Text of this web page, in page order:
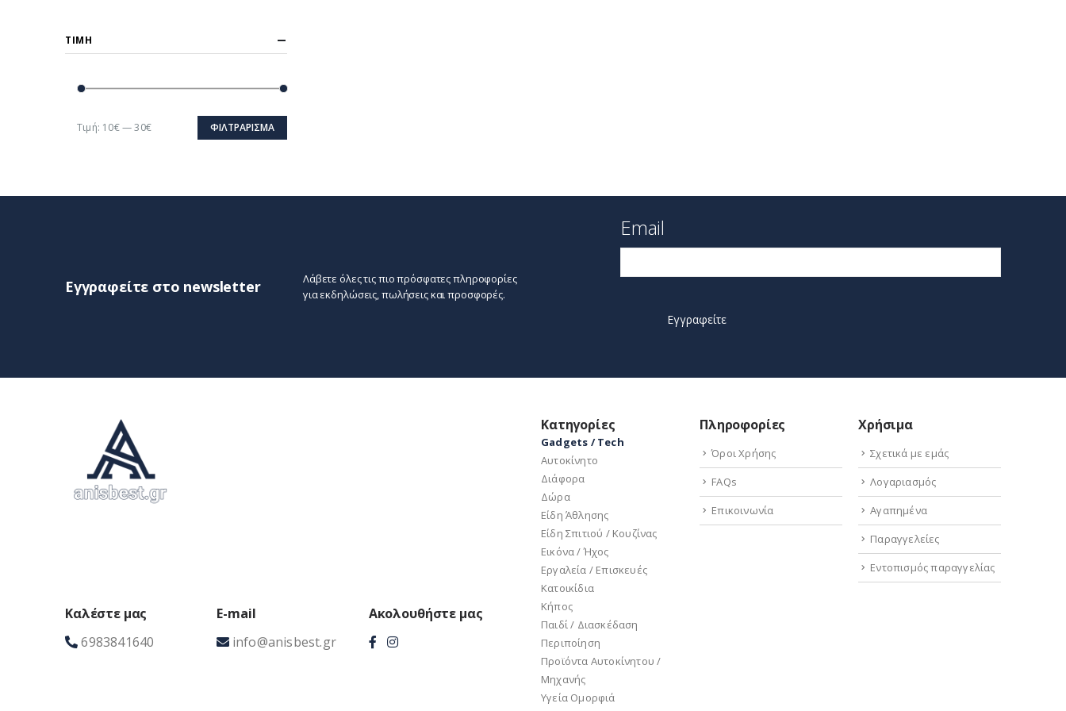
ΤΙΜΉ
Ελάχιστη
Μέγιστη
ΦΙΛΤΡΆΡΙΣΜΑ
Τιμή: 10€—30€
Εγγραφείτε στο newsletter
Λάβετε όλες τις πιο πρόσφατες πληροφορίες
για εκδηλώσεις, πωλήσεις και προσφορές.
Email
Καλέστε μας
6983841640
E-mail
info@anisbest.gr
Ακολουθήστε μας
Κατηγορίες
Gadgets / Tech
Αυτοκίνητο
Διάφορα
Δώρα
Είδη Άθλησης
Είδη Σπιτιού / Kουζίνας
Εικόνα / Ήχος
Εργαλεία / Eπισκευές
Κατοικίδια
Κήπος
Παιδί / Διασκέδαση
Περιποίηση
Προϊόντα Aυτοκίνητου /
Μηχανής
Υγεία Ομορφιά
Πληροφορίες
Όροι Χρήσης
FAQs
Επικοινωνία
Χρήσιμα
Σχετικά με εμάς
Λογαριασμός
Αγαπημένα
Παραγγελείες
Εντοπισμός παραγγελίας